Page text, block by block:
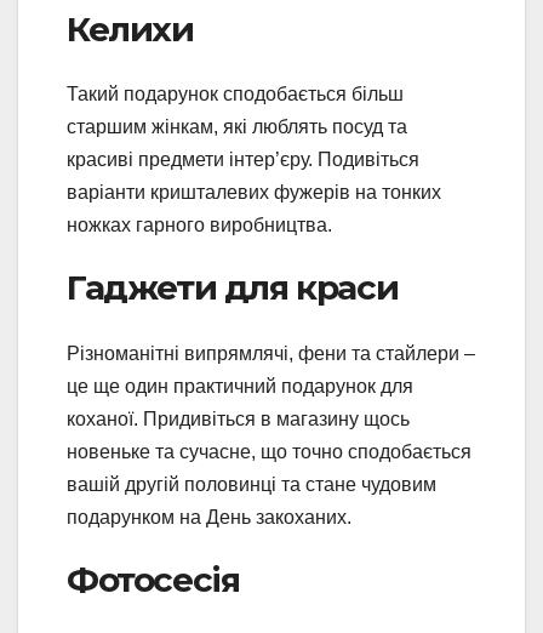
Келихи
Такий подарунок сподобається більш
старшим жінкам, які люблять посуд та
красиві предмети інтер’єру. Подивіться
варіанти кришталевих фужерів на тонких
ножках гарного виробництва.
Гаджети для краси
Різноманітні випрямлячі, фени та стайлери –
це ще один практичний подарунок для
коханої. Придивіться в магазину щось
новеньке та сучасне, що точно сподобається
вашій другій половинці та стане чудовим
подарунком на День закоханих.
Фотосесія